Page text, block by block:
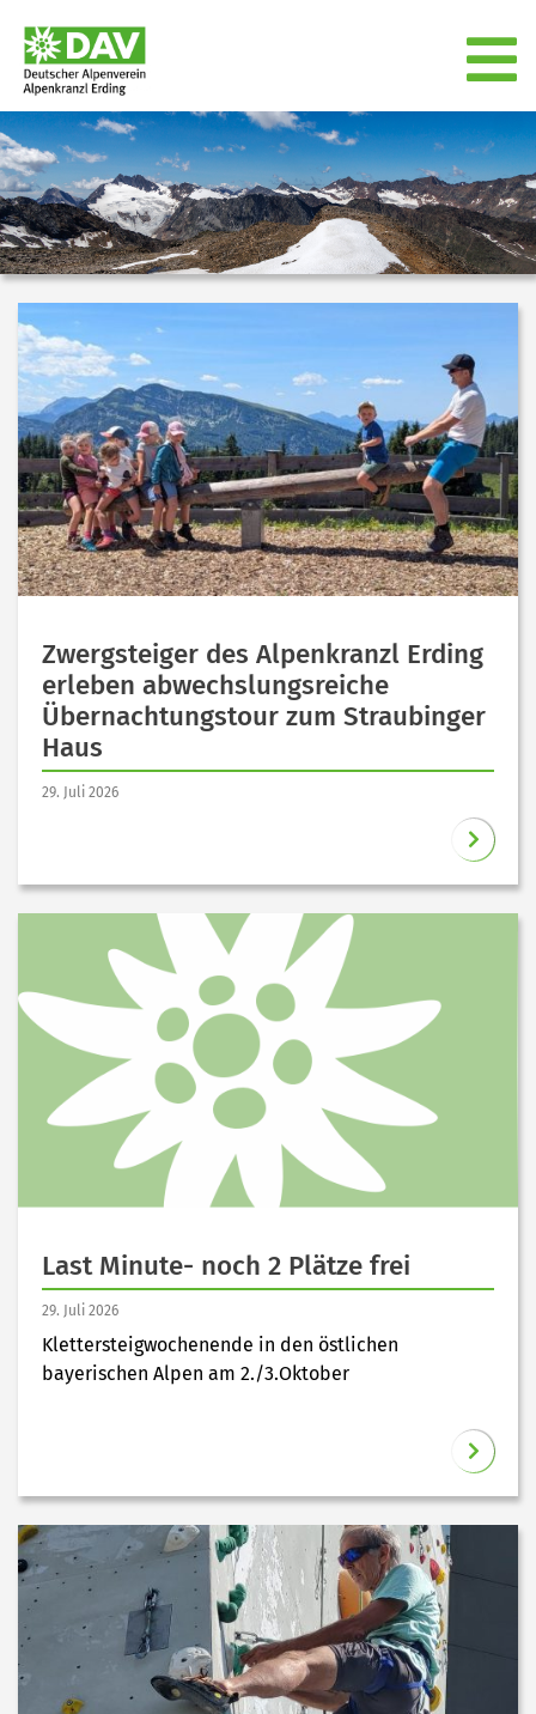
Zwergsteiger des Alpenkranzl Erding
erleben abwechslungsreiche
Übernachtungstour zum Straubinger
Haus
29. Juli 2026
Last Minute- noch 2 Plätze frei
29. Juli 2026
Klettersteigwochenende in den östlichen
bayerischen Alpen am 2./3.Oktober